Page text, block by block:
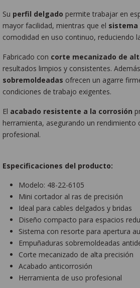
Su perfil delgado permite trabajar en
mayor facilidad, mientras que el sistema
comodidad en uso continuo, reduciendo
Fabricado con corte mecanizado de
resultados limpios y consistentes.
sobremoldeadas ofrecen un agarre
condiciones de trabajo exigentes.
El acabado resistente a la corrosión
herramienta, asegurando un rendimiento
profesional.
Especificaciones del producto:
Modelo: 48-22-6105
Mini cortador al ras de precisión
Ideal para cables delgados y bridas
Diseño compacto para espacios
Sistema con resorte para apertura
Empuñaduras sobremoldeadas
Corte mecanizado de alta precisión
Acabado anticorrosión
Herramienta de uso profesional